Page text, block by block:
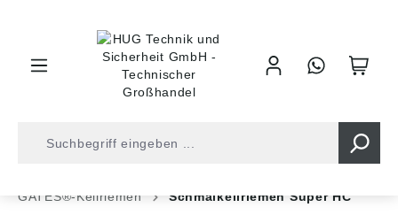
GATES®-Keilriemen
Schmalkeilriemen Super HC